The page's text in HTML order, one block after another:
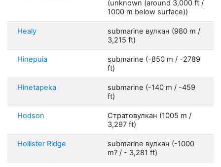
(unknown (around 3,000 ft /
1000 m below surface))
Healy
submarine вулкан (980 m /
3,215 ft)
Hinepuia
submarine (-850 m / -2789
ft)
Hinetapeka
submarine (-140 m / -459
ft)
Hodson
Стратовулкан (1005 m /
3,297 ft)
Hollister Ridge
submarine вулкан (-1000
m? / - 3,281 ft)